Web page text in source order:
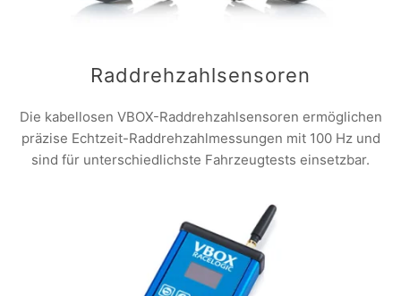
Raddrehzahlsensoren
Die kabellosen VBOX-Raddrehzahlsensoren ermöglichen
präzise Echtzeit-Raddrehzahlmessungen mit 100 Hz und
sind für unterschiedlichste Fahrzeugtests einsetzbar.